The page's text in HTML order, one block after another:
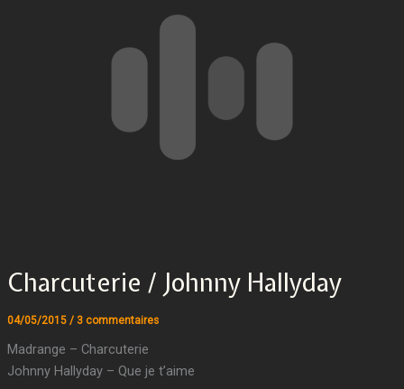
Charcuterie / Johnny Hallyday
04/05/2015 / 3 commentaires
Madrange – Charcuterie
Johnny Hallyday – Que je t’aime